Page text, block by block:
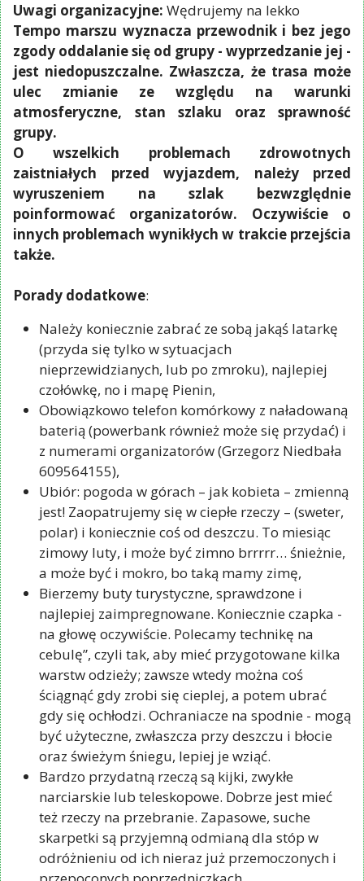
Uwagi organizacyjne: Wędrujemy na lekko
Tempo marszu wyznacza przewodnik i bez jego
zgody oddalanie się od grupy - wyprzedzanie jej -
jest niedopuszczalne. Zwłaszcza, że trasa może
ulec zmianie ze względu na warunki
atmosferyczne, stan szlaku oraz sprawność
grupy.
O wszelkich problemach zdrowotnych
zaistniałych przed wyjazdem, należy przed
wyruszeniem na szlak bezwzględnie
poinformować organizatorów. Oczywiście o
innych problemach wynikłych w trakcie przejścia
także.
Porady dodatkowe:
Należy koniecznie zabrać ze sobą jakąś latarkę
(przyda się tylko w sytuacjach
nieprzewidzianych, lub po zmroku), najlepiej
czołówkę, no i mapę Pienin,
Obowiązkowo telefon komórkowy z naładowaną
baterią (powerbank również może się przydać) i
z numerami organizatorów (Grzegorz Niedbała
609564155),
Ubiór: pogoda w górach – jak kobieta – zmienną
jest! Zaopatrujemy się w ciepłe rzeczy – (sweter,
polar) i koniecznie coś od deszczu. To miesiąc
zimowy luty, i może być zimno brrrrr… śnieżnie,
a może być i mokro, bo taką mamy zimę,
Bierzemy buty turystyczne, sprawdzone i
najlepiej zaimpregnowane. Koniecznie czapka -
na głowę oczywiście. Polecamy technikę na
cebulę”, czyli tak, aby mieć przygotowane kilka
warstw odzieży; zawsze wtedy można coś
ściągnąć gdy zrobi się cieplej, a potem ubrać
gdy się ochłodzi. Ochraniacze na spodnie - mogą
być użyteczne, zwłaszcza przy deszczu i błocie
oraz świeżym śniegu, lepiej je wziąć.
Bardzo przydatną rzeczą są kijki, zwykłe
narciarskie lub teleskopowe. Dobrze jest mieć
też rzeczy na przebranie. Zapasowe, suche
skarpetki są przyjemną odmianą dla stóp w
odróżnieniu od ich nieraz już przemoczonych i